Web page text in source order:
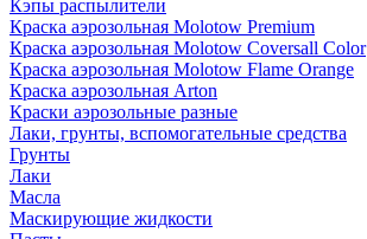
Кэпы распылители
Краска аэрозольная Molotow Premium
Краска аэрозольная Molotow Coversall Color
Краска аэрозольная Molotow Flame Orange
Краска аэрозольная Arton
Краски аэрозольные разные
Лаки, грунты, вспомогательные средства
Грунты
Лаки
Масла
Маскирующие жидкости